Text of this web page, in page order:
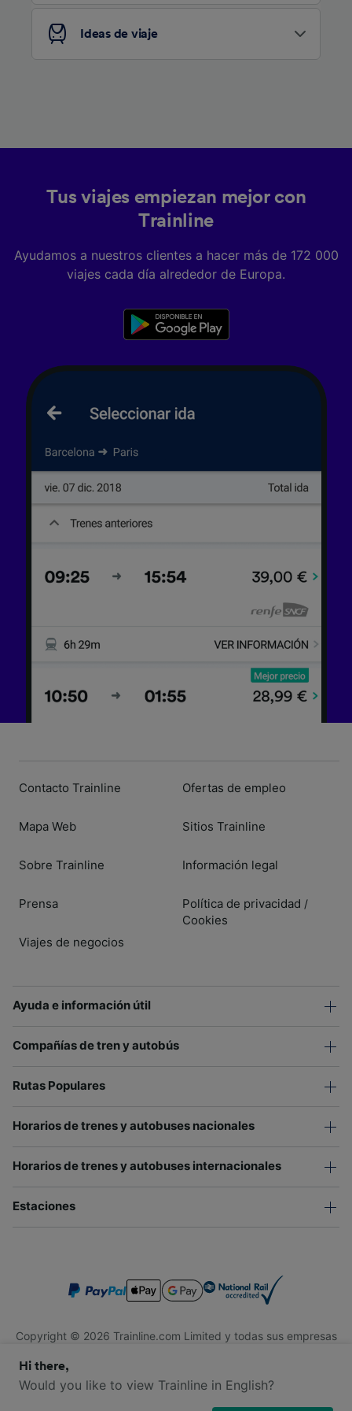
Ideas de viaje
Tus viajes empiezan mejor con
Trainline
Ayudamos a nuestros clientes a hacer más de 172 000
viajes cada día alrededor de Europa.
Contacto Trainline
Mapa Web
Sobre Trainline
Prensa
Viajes de negocios
Ofertas de empleo
Sitios Trainline
Información legal
Política de privacidad /
Cookies
Ayuda e información útil
Compañías de tren y autobús
Rutas Populares
Horarios de trenes y autobuses nacionales
Horarios de trenes y autobuses internacionales
Estaciones
Copyright © 2026 Trainline.com Limited y todas sus empresas
Trainline.com Limited está registrada en Inglaterra y Gales.
Compañía No. 3846791. Dirección: 1 Stonecutter St, Londres
Hi there,
Would you like to view Trainline in English?